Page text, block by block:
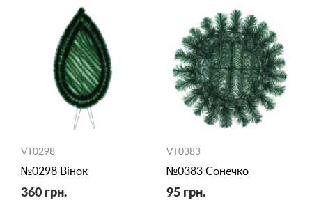
VT0298
№0298 Вінок
360 грн.
VT0383
№0383 Сонечко
95 грн.